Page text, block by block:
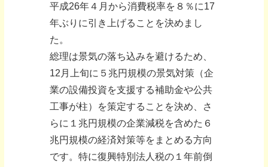
平成26年４月から消費税率を８％に17
年ぶりに引き上げることを決めまし
た。
総理は景気の落ち込みを避けるため、
12月上旬に５兆円規模の景気対策（企
業の設備投資を支援する補助金や公共
工事が柱）を策定することを決め、さ
らに１兆円規模の企業減税を含めた６
兆円規模の経済対策等をまとめる方向
です。特に復興特別法人税の１年前倒